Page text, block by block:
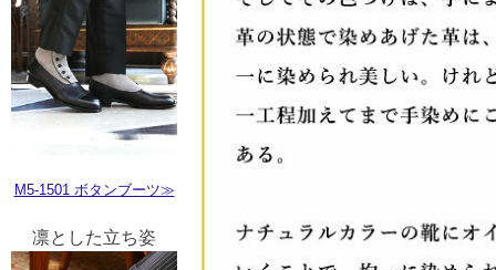
M5-1501 ボタンブーツ≫
凛とした立ち姿